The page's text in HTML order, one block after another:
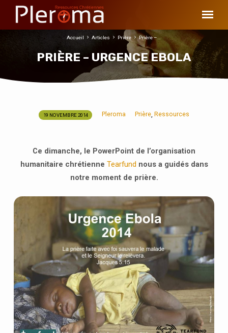
PRIÈRE – URGENCE EBOLA
Accueil Articles Prière Prière –…
PRIÈRE
URGENCE
EBOLA
19 NOVEMBRE 2014 Pleroma Prière, Ressources
Ce dimanche, le PowerPoint de l’organisation
humanitaire chrétienne Tearfund nous a guidés dans
notre moment de prière.